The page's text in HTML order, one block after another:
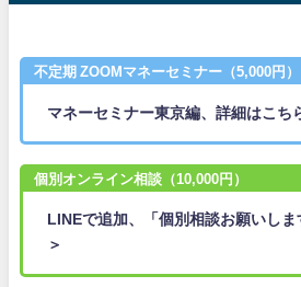
不定期 ZOOMマネーセミナー（5,000円）
マネーセミナー東京編、詳細はこち
個別オンライン相談（10,000円）
LINEで追加、「個別相談お願いしま
＞